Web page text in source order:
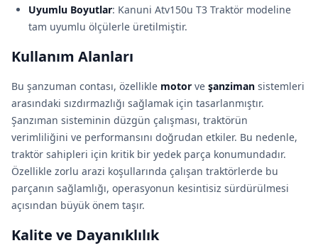
Uyumlu Boyutlar: Kanuni Atv150u T3 Traktör modeline
tam uyumlu ölçülerle üretilmiştir.
Kullanım Alanları
Bu şanzuman contası, özellikle motor ve şanziman sistemleri
arasındaki sızdırmazlığı sağlamak için tasarlanmıştır.
Şanzıman sisteminin düzgün çalışması, traktörün
verimliliğini ve performansını doğrudan etkiler. Bu nedenle,
traktör sahipleri için kritik bir yedek parça konumundadır.
Özellikle zorlu arazi koşullarında çalışan traktörlerde bu
parçanın sağlamlığı, operasyonun kesintisiz sürdürülmesi
açısından büyük önem taşır.
Kalite ve Dayanıklılık